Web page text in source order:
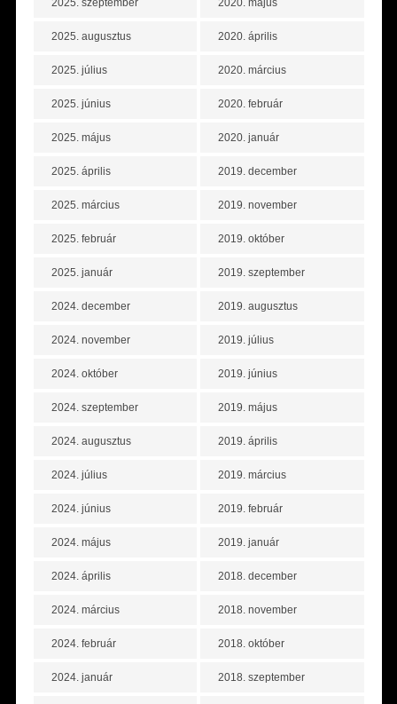
2025. szeptember
2025. augusztus
2025. július
2025. június
2025. május
2025. április
2025. március
2025. február
2025. január
2024. december
2024. november
2024. október
2024. szeptember
2024. augusztus
2024. július
2024. június
2024. május
2024. április
2024. március
2024. február
2024. január
2020. május
2020. április
2020. március
2020. február
2020. január
2019. december
2019. november
2019. október
2019. szeptember
2019. augusztus
2019. július
2019. június
2019. május
2019. április
2019. március
2019. február
2019. január
2018. december
2018. november
2018. október
2018. szeptember